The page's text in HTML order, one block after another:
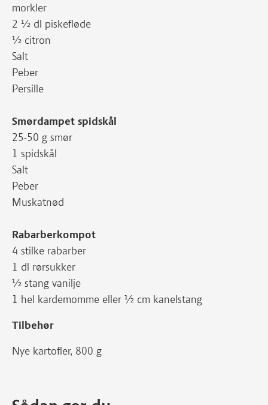
morkler
2 ½ dl piskefløde
½ citron
Salt
Peber
Persille
Smørdampet spidskål
25-50 g smør
1 spidskål
Salt
Peber
Muskatnød
Rabarberkompot
4 stilke rabarber
1 dl rørsukker
½ stang vanilje
1 hel kardemomme eller ½ cm kanelstang
Tilbehør
Nye kartofler, 800 g